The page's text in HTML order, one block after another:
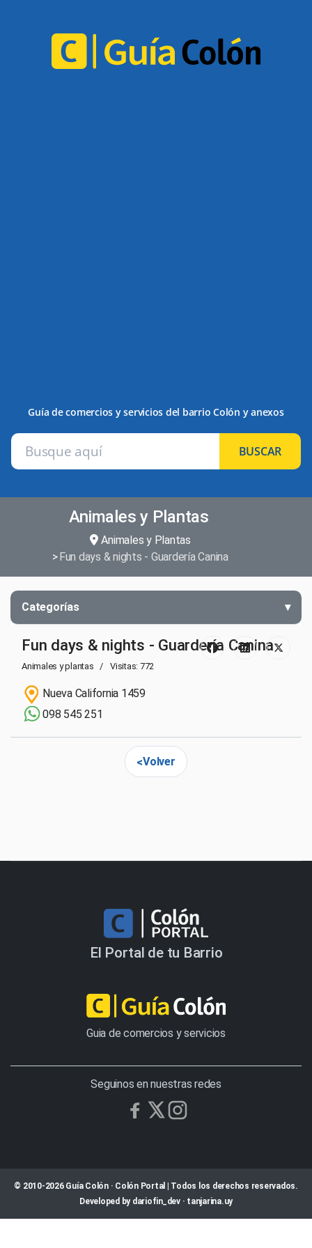
Guía de comercios y servicios del barrio Colón y anexos
BUSCAR
Animales y Plantas
Animales y Plantas
Fun days & nights - Guardería Canina
Categorías
Fun days & nights - Guardería Canina
Animales y plantas Visitas: 772
Nueva California 1459
098 545 251
Volver
El Portal de tu Barrio
Guia de comercios y servicios
Seguinos en nuestras redes
© 2010-2026 Guía Colón · Colón Portal | Todos los derechos reservados.
Developed by dariofin_dev· tanjarina.uy